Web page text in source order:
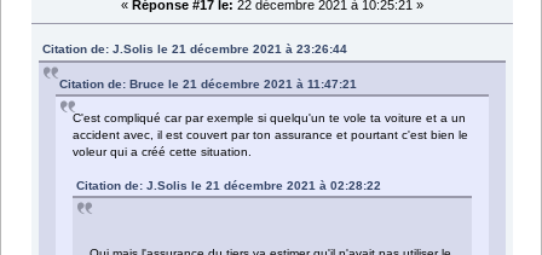
« Réponse #17 le: 22 décembre 2021 à 10:25:21 »
Citation de: J.Solis le 21 décembre 2021 à 23:26:44
Citation de: Bruce le 21 décembre 2021 à 11:47:21
C'est compliqué car par exemple si quelqu'un te vole ta voiture et a un
accident avec, il est couvert par ton assurance et pourtant c'est bien le
voleur qui a créé cette situation.
Citation de: J.Solis le 21 décembre 2021 à 02:28:22